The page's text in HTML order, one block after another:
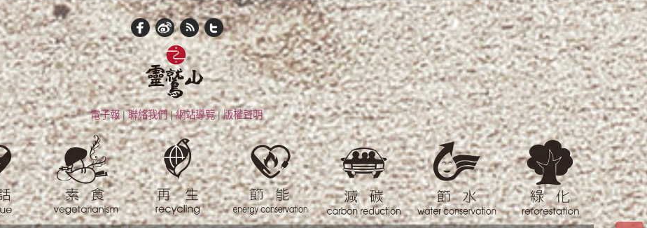
電子報|聯絡我們|網站導覽|版權聲明